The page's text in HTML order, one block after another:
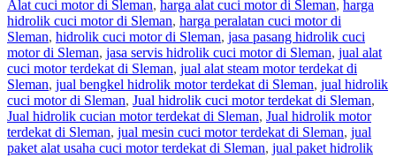
Alat cuci motor di Sleman, harga alat cuci motor di Sleman, harga
hidrolik cuci motor di Sleman, harga peralatan cuci motor di
Sleman, hidrolik cuci motor di Sleman, jasa pasang hidrolik cuci
motor di Sleman, jasa servis hidrolik cuci motor di Sleman, jual alat
cuci motor terdekat di Sleman, jual alat steam motor terdekat di
Sleman, jual bengkel hidrolik motor terdekat di Sleman, jual hidrolik
cuci motor di Sleman, Jual hidrolik cuci motor terdekat di Sleman,
Jual hidrolik cucian motor terdekat di Sleman, Jual hidrolik motor
terdekat di Sleman, jual mesin cuci motor terdekat di Sleman, jual
paket alat usaha cuci motor terdekat di Sleman, jual paket hidrolik